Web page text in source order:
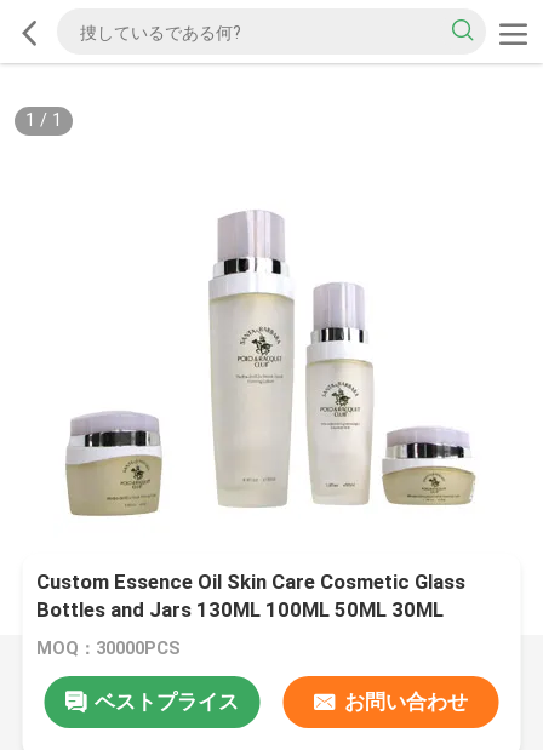
1 / 1
Custom Essence Oil Skin Care Cosmetic Glass
Bottles and Jars 130ML 100ML 50ML 30ML
MOQ：30000PCS
ベストプライス お問い合わせ